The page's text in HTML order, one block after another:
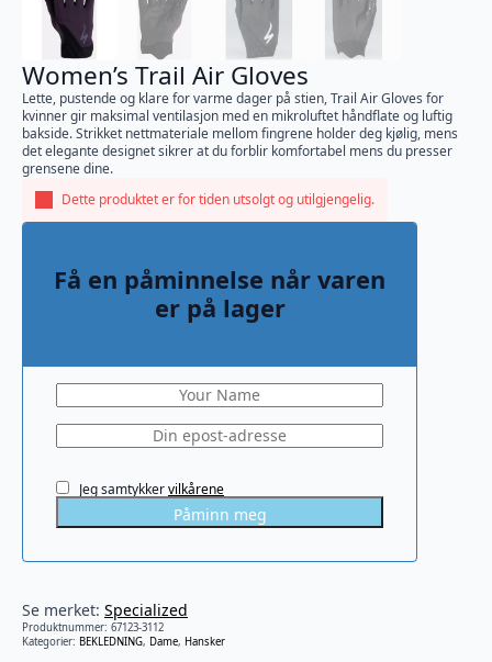
Women’s Trail Air Gloves
Lette, pustende og klare for varme dager på stien, Trail Air Gloves for
kvinner gir maksimal ventilasjon med en mikroluftet håndflate og luftig
bakside. Strikket nettmateriale mellom fingrene holder deg kjølig, mens
det elegante designet sikrer at du forblir komfortabel mens du presser
grensene dine.
Dette produktet er for tiden utsolgt og utilgjengelig.
Få en påminnelse når varen
er på lager
Jeg samtykkervilkårene
Påminn meg
Se merket: Specialized
Produktnummer: 67123-3112
Kategorier: BEKLEDNING, Dame, Hansker